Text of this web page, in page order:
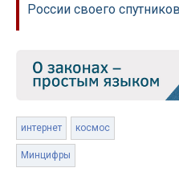
России своего
интернет космос
Минцифры